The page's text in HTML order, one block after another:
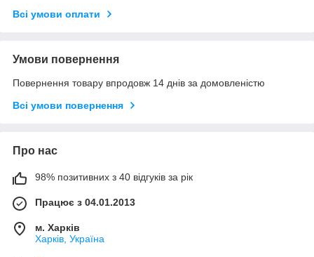
Всі умови оплати
Умови повернення
Повернення товару впродовж 14 днів за домовленістю
Всі умови повернення
Про нас
98% позитивних з 40 відгуків за рік
Працює з 04.01.2013
м. Харків
Харків, Україна